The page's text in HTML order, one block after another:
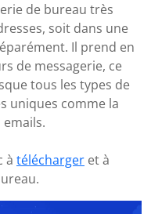
de bureau très
soit dans une
Il prend en
de messagerie, ce
tous les types de
uniques comme la
à télécharger et à